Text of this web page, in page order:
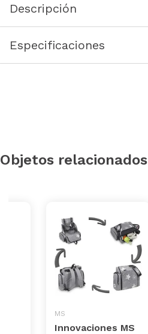
Descripción
Especificaciones
Objetos relacionados
MS
Innovaciones MS